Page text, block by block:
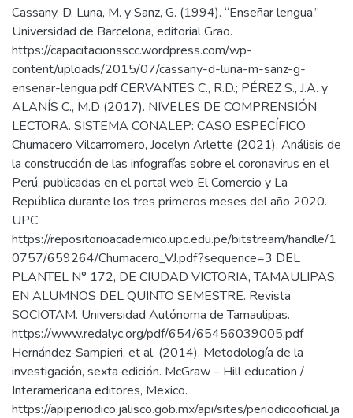
Cassany, D. Luna, M. y Sanz, G. (1994). “Enseñar lengua.”
Universidad de Barcelona, editorial Grao.
https://capacitacionsscc.wordpress.com/wp-
content/uploads/2015/07/cassany-d-luna-m-sanz-g-
ensenar-lengua.pdf CERVANTES C., R.D.; PÉREZ S., J.A. y
ALANÍS C., M.D (2017). NIVELES DE COMPRENSIÓN
LECTORA. SISTEMA CONALEP: CASO ESPECÍFICO
Chumacero Vilcarromero, Jocelyn Arlette (2021). Análisis de
la construcción de las infografías sobre el coronavirus en el
Perú, publicadas en el portal web El Comercio y La
República durante los tres primeros meses del año 2020.
UPC
https://repositorioacademico.upc.edu.pe/bitstream/handle/1
0757/659264/Chumacero_VJ.pdf?sequence=3 DEL
PLANTEL N° 172, DE CIUDAD VICTORIA, TAMAULIPAS,
EN ALUMNOS DEL QUINTO SEMESTRE. Revista
SOCIOTAM. Universidad Autónoma de Tamaulipas.
https://www.redalyc.org/pdf/654/65456039005.pdf
Hernández-Sampieri, et al. (2014). Metodología de la
investigación, sexta edición. McGraw – Hill education /
Interamericana editores, Mexico.
https://apiperiodico.jalisco.gob.mx/api/sites/periodicooficial.ja